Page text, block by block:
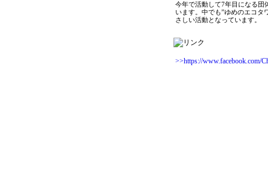
今年で活動して7年目になる団
います。中でも”ゆめのエコタ
さしい活動となっています。
>>https://www.facebook.com/